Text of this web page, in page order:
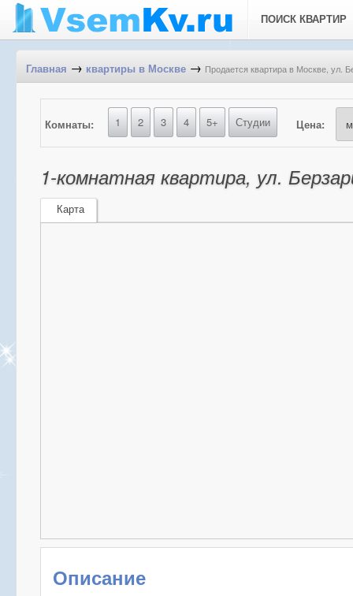
ПОИСК КВАРТИР
Главная → квартиры в Москве → Продается квартира в Москве, ул.
Комнаты: 1 2 3 4 5+ Студии Цена:
1-комнатная квартира, ул.
Карта
Описание